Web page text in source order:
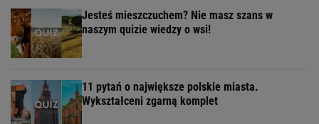
Jesteś mieszczuchem? Nie masz szans w
naszym quizie wiedzy o wsi!
11 pytań o największe polskie miasta.
Wykształceni zgarną komplet